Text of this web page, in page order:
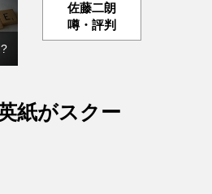
佐藤二朗
噂・評判
紙がスクー